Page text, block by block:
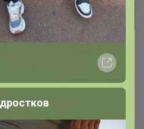
косметика с